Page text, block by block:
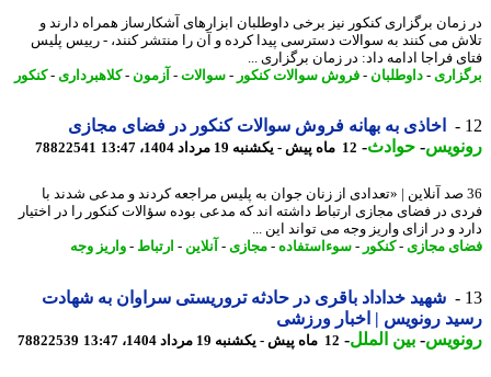
برگزاری کنکور نیز برخی داوطلبان ابزارهای آشکارساز همراه دارند و
می کنند به سوالات دسترسی پیدا کرده و آن را منتشر کنند، - رییس پلیس
فراجا ادامه داد: در زمان برگزاری ...
- داوطلبان-فروش سوالات کنکور-سوالات -آزمون -کلاهبرداری- کنکور
اخاذی به بهانه فروش سوالات کنکور در فضای مجازی
-حوادث -12 ماه پیش - یکشنبه 19 مرداد 1404، 13:47 78822541
صد آنلاین | «تعدادی از زنان جوان به پلیس مراجعه کردند و مدعی شدند با
در فضای مجازی ارتباط داشته اند که مدعی بوده سؤالات کنکور را در اختیار
و در ازای واریز وجه می تواند این ...
مجازی- کنکور-سوءاستفاده-مجازی- آنلاین-ارتباط -واریز وجه
شهید خداداد باقری در حادثه تروریستی سراوان به شهادت
رونویس | اخبار ورزشی
-بین الملل-12 ماه پیش - یکشنبه 19 مرداد 1404، 13:47 78822539